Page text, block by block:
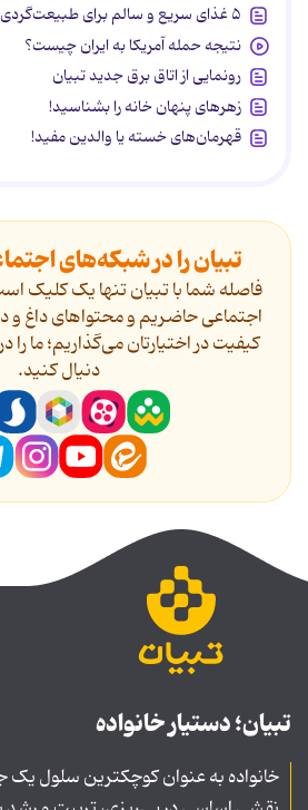
۵ غذای سریع و سالم برای طبیعت‌گردی
نتیجه حمله آمریکا به ایران چیست؟
رونمایی از اتاق برق جدید تبیان
زهرهای پنهان خانه را بشناسید!
قهرمان‌های خسته یا والدین مفید!
تبیان را در شبکه‌های
فاصله شما با تبیان تنها یک کلیک
اجتماعی حاضریم و محتواهای داغ و
کیفیت در اختیارتان می‌گذاریم؛ ما
دنیال کنید.
تبیان؛ دستیار خانواده
خانواده به عنوان کوچکترین سلول یک